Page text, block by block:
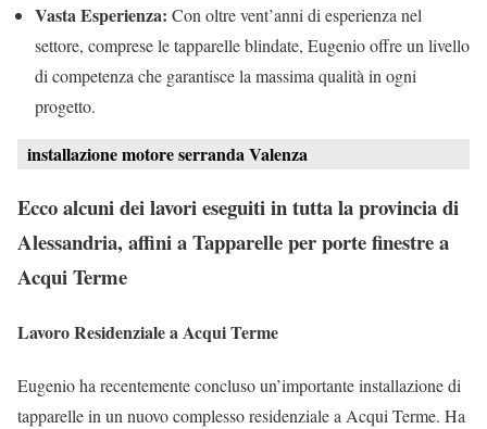
Vasta Esperienza: Con oltre vent’anni di esperienza nel
settore, comprese le tapparelle blindate, Eugenio offre un livello
di competenza che garantisce la massima qualità in ogni
progetto.
installazione motore serranda Valenza
Ecco alcuni dei lavori eseguiti in tutta la provincia di
Alessandria, affini a Tapparelle per porte finestre a
Acqui Terme
Lavoro Residenziale a Acqui Terme
Eugenio ha recentemente concluso un’importante installazione di
tapparelle in un nuovo complesso residenziale a Acqui Terme. Ha